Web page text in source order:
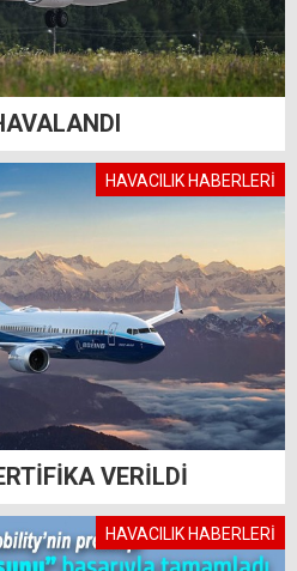
HAVACILIK HABERLERİ
VERİLDİ
HAVACILIK HABERLERİ